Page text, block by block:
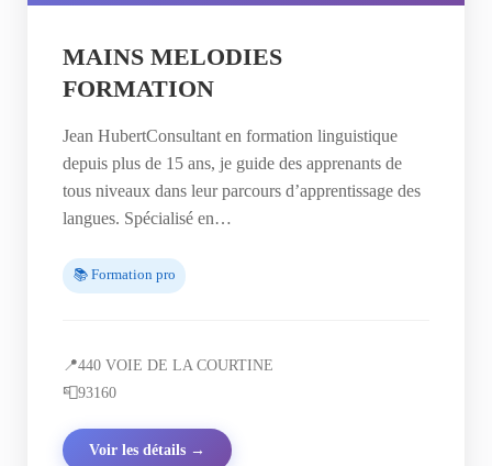
MAINS MELODIES
FORMATION
Jean HubertConsultant en formation linguistique
depuis plus de 15 ans, je guide des apprenants de
tous niveaux dans leur parcours d’apprentissage des
langues. Spécialisé en…
📚 Formation pro
📍440 VOIE DE LA COURTINE
📮93160
Voir les détails →